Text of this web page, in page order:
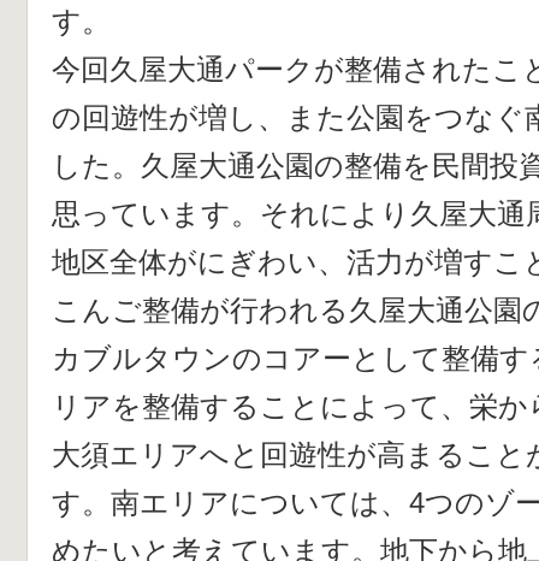
す。
今回久屋大通パークが整備されたこ
の回遊性が増し、また公園をつなぐ
した。久屋大通公園の整備を民間投
思っています。それにより久屋大通
地区全体がにぎわい、活力が増すこ
こんご整備が行われる久屋大通公園
カブルタウンのコアーとして整備
リアを整備することによって、栄
大須エリアへと回遊性が高まること
す。南エリアについては、4つのゾ
めたいと考えています。地下から